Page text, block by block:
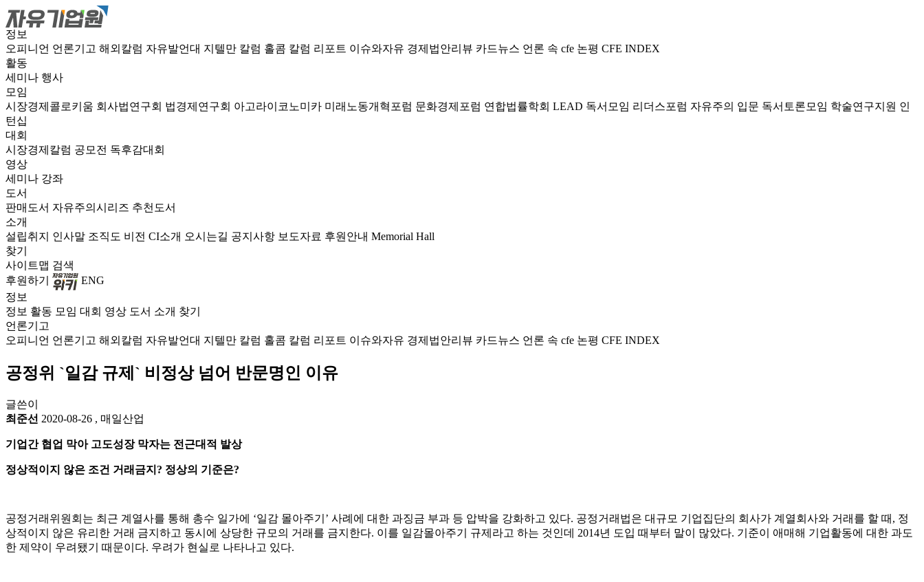
정보
오피니언 언론기고 해외칼럼 자유발언대 지텔만 칼럼 홀콤 칼럼 리포트 이슈와자유 경제법안리뷰 카드뉴스 언론 속 cfe 논평 CFE INDEX
활동
세미나 행사
모임
시장경제콜로키움 회사법연구회 법경제연구회 아고라이코노미카 미래노동개혁포럼 문화경제포럼 연합법률학회 LEAD 독서모임 리더스포럼 자유주의 입문 독서토론모임 학술연구지원 인
턴십
대회
시장경제칼럼 공모전 독후감대회
영상
세미나 강좌
도서
판매도서 자유주의시리즈 추천도서
소개
설립취지 인사말 조직도 비전 CI소개 오시는길 공지사항 보도자료 후원안내 Memorial Hall
찾기
사이트맵 검색
후원하기
ENG
정보
정보 활동 모임 대회 영상 도서 소개 찾기
언론기고
오피니언 언론기고 해외칼럼 자유발언대 지텔만 칼럼 홀콤 칼럼 리포트 이슈와자유 경제법안리뷰 카드뉴스 언론 속 cfe 논평 CFE INDEX
공정위 `일감 규제` 비정상 넘어 반문명인 이유
글쓴이
최준선 2020-08-26 , 매일산업
기업간 협업 막아 고도성장 막자는 전근대적 발상
정상적이지 않은 조건 거래금지? 정상의 기준은?
공정거래위원회는 최근 계열사를 통해 총수 일가에 ‘일감 몰아주기’ 사례에 대한 과징금 부과 등 압박을 강화하고 있다. 공정거래법은 대규모 기업집단의 회사가 계열회사와 거래를 할 때, 정
상적이지 않은 유리한 거래 금지하고 동시에 상당한 규모의 거래를 금지한다. 이를 일감몰아주기 규제라고 하는 것인데 2014년 도입 때부터 말이 많았다. 기준이 애매해 기업활동에 대한 과도
한 제약이 우려됐기 때문이다. 우려가 현실로 나타나고 있다.